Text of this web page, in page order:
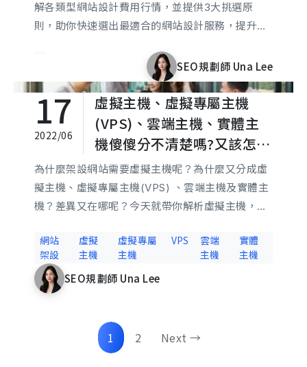
解各類型網站設計費用行情，並提供3大挑選原
則，助你快速選出最適合的網站設計服務，提升網
SEO規劃師 Una Lee
17
2022/06
虛擬主機、虛擬專屬主機
(VPS)、雲端主機、實體主
機傻傻分不清楚嗎?又該怎麼
選擇虛擬主機方案呢?
為什麼架設網站需要虛擬主機呢？為什麼又分成虛
擬主機、虛擬專屬主機(VPS) 、雲端主機及實體主
機？差異又在哪呢？今天就帶你解析虛擬主機，看
唷！
網站
架設
虛擬
主機
虛擬專屬
主機
VPS
雲端
主機
實體
主機
SEO規劃師 Una Lee
1 2 Next →